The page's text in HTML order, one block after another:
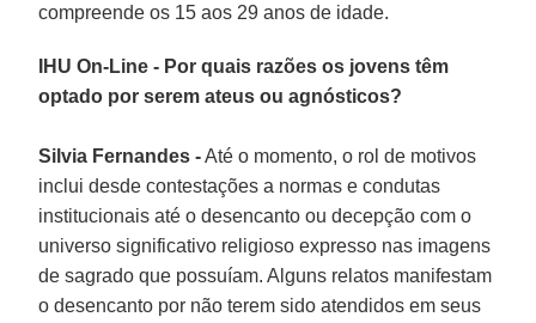
compreende os 15 aos 29 anos de idade.
IHU On-Line - Por quais razões os jovens têm
optado por serem ateus ou agnósticos?
Silvia Fernandes -Até o momento, o rol de motivos
inclui desde contestações a normas e condutas
institucionais até o desencanto ou decepção com o
universo significativo religioso expresso nas imagens
de sagrado que possuíam. Alguns relatos manifestam
o desencanto por não terem sido atendidos em seus